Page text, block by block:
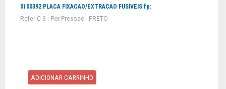
0100392 PLACA FIXACAO/EXTRACAO FUSIVEIS fp:
Refer C 3 : Por Pressao - PRETO
ADICIONAR CARRINHO